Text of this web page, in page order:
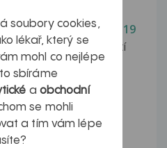
proti infekce covid-19
na očkování třetí
den...
trvá, berete
nějaké...
nateklá dáseň
soubory cookies,
lékař, který se
mohl co nejlépe
sbíráme
a obchodní
se mohli
a tím vám lépe